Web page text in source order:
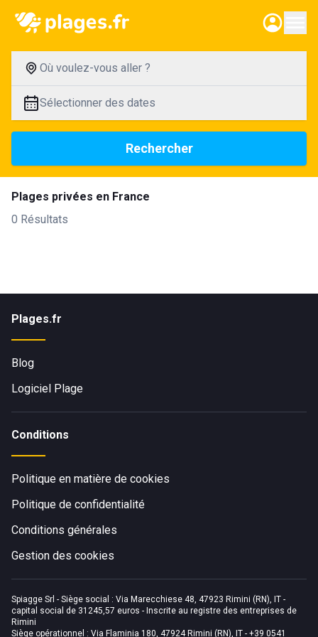
Où voulez-vous aller ?
Sélectionner des dates
Rechercher
Plages privées en France
0 Résultats
Plages.fr
Blog
Logiciel Plage
Conditions
Politique en matière de cookies
Politique de confidentialité
Conditions générales
Gestion des cookies
Spiagge Srl - Siège social : Via Marecchiese 48, 47923 Rimini (RN), IT -
capital social de 31245,57 euros - Inscrite au registre des entreprises de
Rimini
Siège opérationnel : Via Flaminia 180, 47924 Rimini (RN), IT - +39 0541